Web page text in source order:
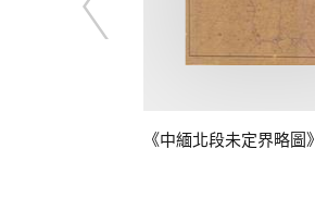
《中緬北段未定界略圖》